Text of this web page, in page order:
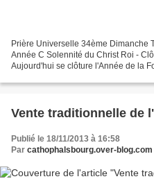
Prière Universelle 34ème Dimanche
Année C Solennité du Christ Roi -
Aujourd'hui se clôture l'Année de la
Vente traditionnelle de
Publié le 18/11/2013 à 16:58
Par cathophalsbourg.over-blog.com